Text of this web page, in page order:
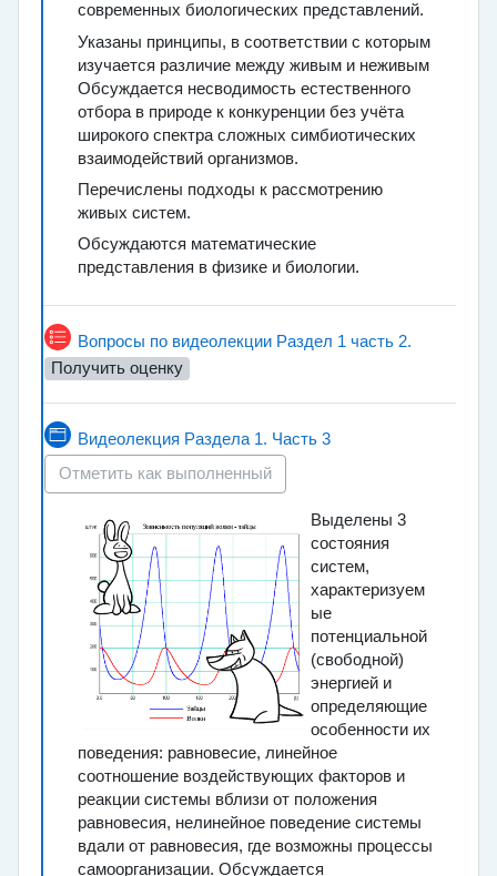
современных биологических представлений.
Указаны принципы, в соответствии с которым
изучается различие между живым и неживым
Обсуждается несводимость естественного
отбора в природе к конкуренции без учёта
широкого спектра сложных симбиотических
взаимодействий организмов.
Перечислены подходы к рассмотрению
живых систем.
Обсуждаются математические
представления в физике и биологии.
Вопросы по видеолекции Раздел 1 часть 2.
Тест
Получить оценку
Видеолекция Раздела 1. Часть 3
Страница
Отметить как выполненный
Выделены 3
состояния
систем,
характеризуем
ые
потенциальной
(свободной)
энергией и
определяющие
особенности их
поведения: равновесие, линейное
соотношение воздействующих факторов и
реакции системы вблизи от положения
равновесия, нелинейное поведение системы
вдали от равновесия, где возможны процессы
самоорганизации. Обсуждается